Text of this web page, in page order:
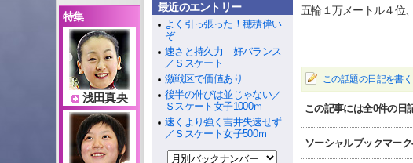
五輪１万メートル４位
この話題の日記を書く
この記事には全0件の日
ソーシャルブックマー
最近のエントリー
よく引っ張った！穂積偉い
ぞ
速さと持久力 好バランス
／Ｓスケート
激戦区で価値あり
後半の伸びは並じゃない／
Ｓスケート女子1000ｍ
速くより強く吉井失速せず
／Ｓスケート女子500ｍ
特集
浅田真央